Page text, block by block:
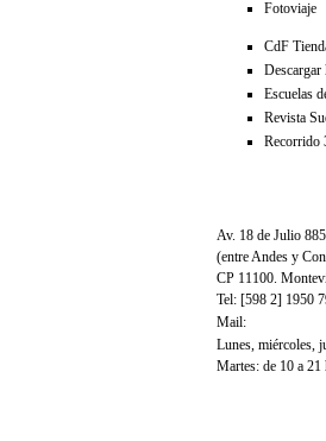
Fotoviaje
CdF
Escuelas
Revista
Recorrido
Av. 18 de Julio 885
(entre Andes y
CP 11100.
Tel: [598 2] 1950
Mail:
Lunes, miércoles,
Martes: de 10 a 21